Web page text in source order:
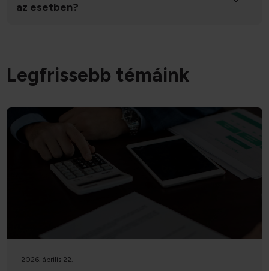
az esetben?
Legfrissebb témáink
2026. április 22.